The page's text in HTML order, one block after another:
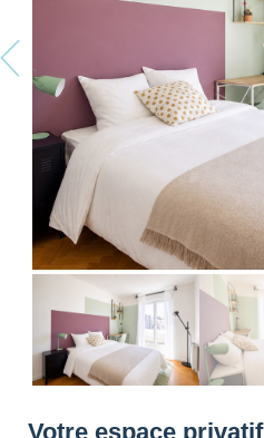
Votre espace privatif